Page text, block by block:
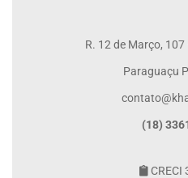
R. 12 de Março,
Paraguaçu
(18)
CRECI